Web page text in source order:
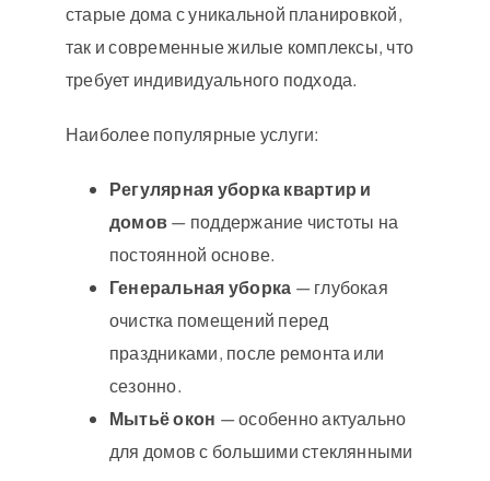
старые дома с уникальной планировкой,
так и современные жилые комплексы, что
требует индивидуального подхода.
Наиболее популярные услуги:
Регулярная уборка квартир и
домов— поддержание чистоты на
постоянной основе.
Генеральная уборка — глубокая
очистка помещений перед
праздниками, после ремонта или
сезонно.
Мытьё окон — особенно актуально
для домов с большими стеклянными